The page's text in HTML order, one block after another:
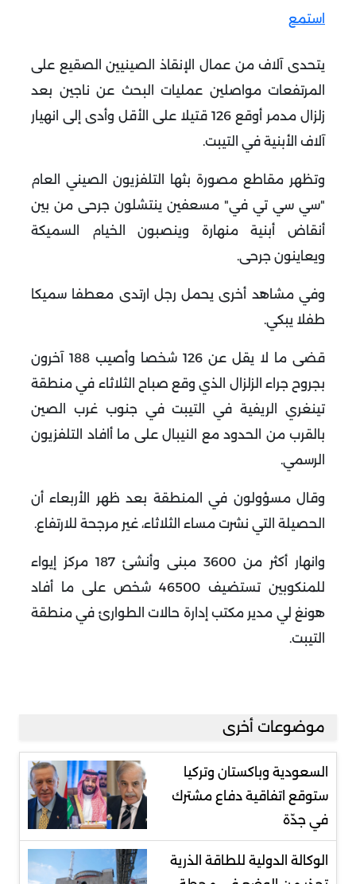
استمع
يتحدى آلاف من عمال الإنقاذ الصينيين الصقيع على
المرتفعات مواصلين عمليات البحث عن ناجين بعد
زلزال مدمر أوقع 126 قتيلا على الأقل وأدى إلى انهيار
آلاف الأبنية في التيبت.
وتظهر مقاطع مصورة بثها التلفزيون الصيني العام
"سي سي تي في" مسعفين ينتشلون جرحى من بين
أنقاض أبنية منهارة وينصبون الخيام السميكة
ويعاينون جرحى.
وفي مشاهد أخرى يحمل رجل ارتدى معطفا سميكا
طفلا يبكي.
قضى ما لا يقل عن 126 شخصا وأصيب 188 آخرون
بجروح جراء الزلزال الذي وقع صباح الثلاثاء في منطقة
تينغري الريفية في التيبت في جنوب غرب الصين
بالقرب من الحدود مع النيبال على ما أافاد التلفزيون
الرسمي.
وقال مسؤولون في المنطقة بعد ظهر الأربعاء أن
الحصيلة التي نشرت مساء الثلاثاء، غير مرجحة للارتفاع.
وانهار أكثر من 3600 مبنى وأنشئ 187 مركز إيواء
للمنكوبين تستضيف 46500 شخص على ما أفاد
هونغ لي مدير مكتب إدارة حالات الطوارئ في منطقة
التيبت.
موضوعات أخرى
السعودية وباكستان وتركيا
ستوقع اتفاقية دفاع مشترك
في جدّة
الوكالة الدولية للطاقة الذرية